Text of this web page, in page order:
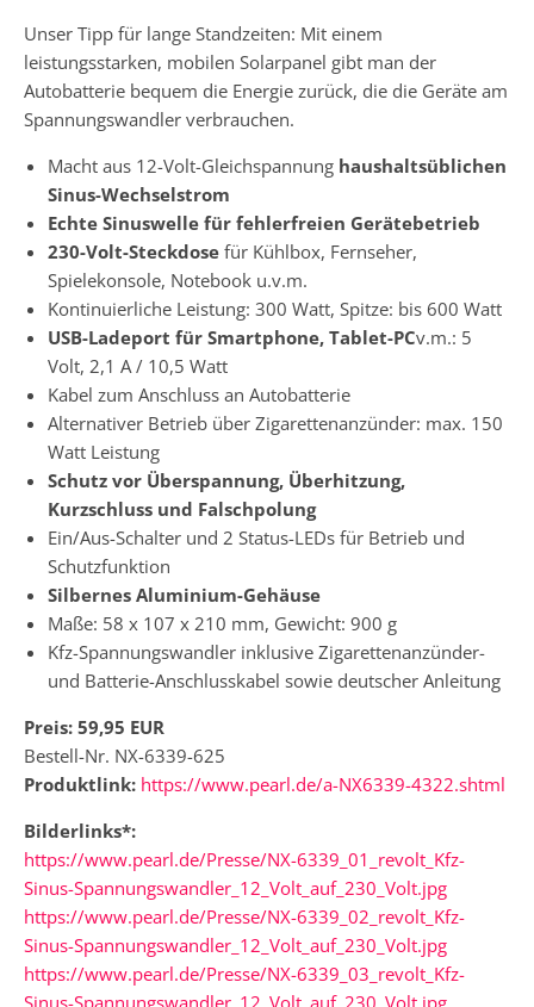
Unser Tipp für lange Standzeiten: Mit einem
leistungsstarken, mobilen Solarpanel gibt man der
Autobatterie bequem die Energie zurück, die die Geräte am
Spannungswandler verbrauchen.
Macht aus 12-Volt-Gleichspannung haushaltsüblichen
Sinus-Wechselstrom
Echte Sinuswelle für fehlerfreien Gerätebetrieb
230-Volt-Steckdose für Kühlbox, Fernseher,
Spielekonsole, Notebook u.v.m.
Kontinuierliche Leistung: 300 Watt, Spitze: bis 600 Watt
USB-Ladeport für Smartphone, Tablet-PCv.m.: 5
Volt, 2,1 A / 10,5 Watt
Kabel zum Anschluss an Autobatterie
Alternativer Betrieb über Zigarettenanzünder: max. 150
Watt Leistung
Schutz vor Überspannung, Überhitzung,
Kurzschluss und Falschpolung
Ein/Aus-Schalter und 2 Status-LEDs für Betrieb und
Schutzfunktion
Silbernes Aluminium-Gehäuse
Maße: 58 x 107 x 210 mm, Gewicht: 900 g
Kfz-Spannungswandler inklusive Zigarettenanzünder-
und Batterie-Anschlusskabel sowie deutscher Anleitung
Preis: 59,95 EUR
Bestell-Nr. NX-6339-625
Produktlink: https://www.pearl.de/a-NX6339-4322.shtml
Bilderlinks*:
https://www.pearl.de/Presse/NX-6339_01_revolt_Kfz-
Sinus-Spannungswandler_12_Volt_auf_230_Volt.jpg
https://www.pearl.de/Presse/NX-6339_02_revolt_Kfz-
Sinus-Spannungswandler_12_Volt_auf_230_Volt.jpg
https://www.pearl.de/Presse/NX-6339_03_revolt_Kfz-
Sinus-Spannungswandler_12_Volt_auf_230_Volt.jpg